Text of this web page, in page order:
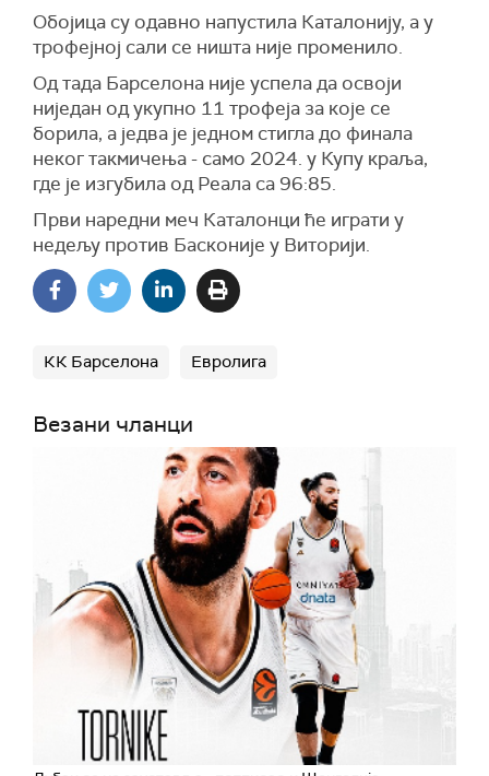
Обојица су одавно напустила Каталонију, а у
трофејној сали се ништа није променило.
Од тада Барселона није успела да освоји
ниједан од укупно 11 трофеја за које се
борила, а једва је једном стигла до финала
неког такмичења - само 2024. у Купу краља,
где је изгубила од Реала са 96:85.
Први наредни меч Каталонци ће играти у
недељу против Басконије у Виторији.
КК Барселона Евролига
Везани чланци